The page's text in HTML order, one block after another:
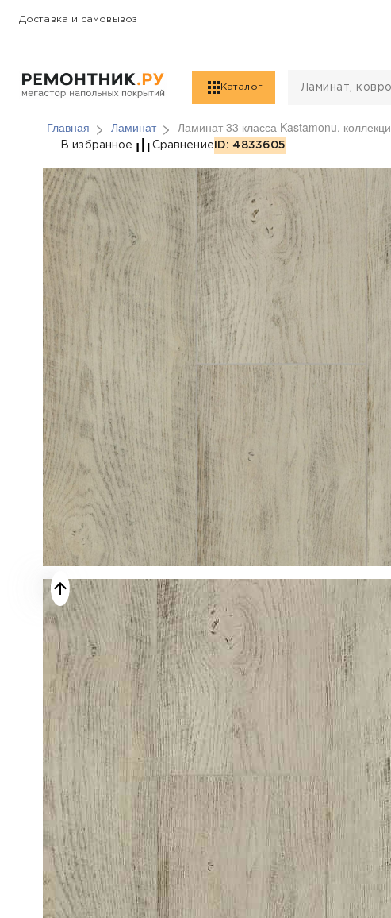
Доставка и самовывоз
Каталог
Главная Ламинат Ламинат 33 класса Kastamonu,
Ламинат 33 класса
В избранное Сравнение ID: 4833605